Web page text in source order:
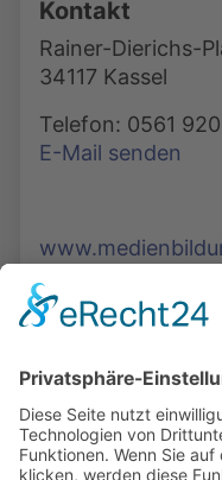
Kontakt
Rainer-Dierichs-
34117 Kassel
Telefon: 0561
E-Mail senden
Podcasts, Themen
Entdecken Sie